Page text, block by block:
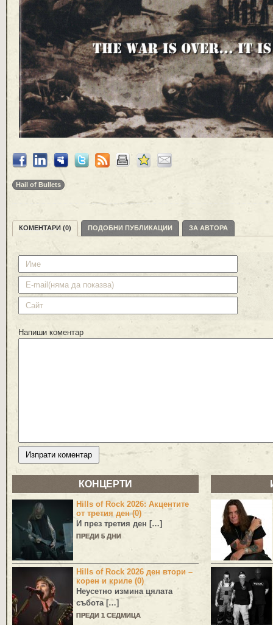
Hail of Bullets
КОМЕНТАРИ (0) ПОДОБНИ ПУБЛИКАЦИИ ЗА АВТОРА
Напиши коментар
КОНЦЕРТИ
Hills of Rock 2026: Акцентите
от третия ден (0)
И през третия ден […]
ПРЕДИ 5 ДНИ
Hills of Rock 2026 ден втори –
корен и криле (0)
Неусетно измина цялата
събота […]
ПРЕДИ 1 СЕДМИЦА